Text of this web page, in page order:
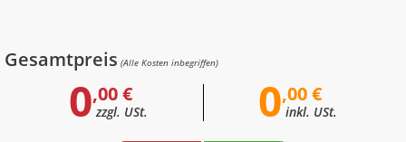
Gesamtpreis (Alle Kosten inbegriffen)
0,00 €
zzgl. USt. 0,00 €
inkl. USt.